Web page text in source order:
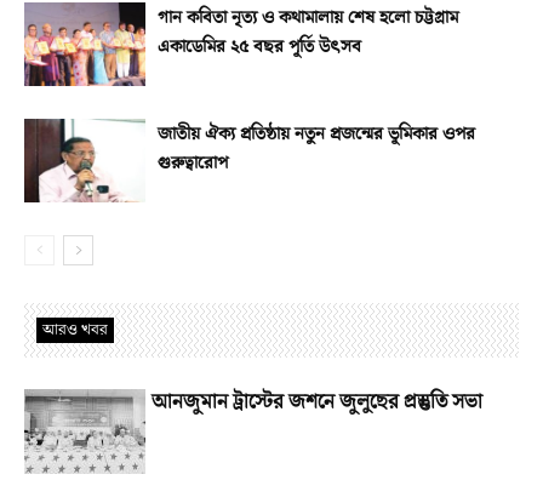
গান কবিতা নৃত্য ও কথামালায় শেষ হলো চট্টগ্রাম
একাডেমির ২৫ বছর পূর্তি উৎসব
জাতীয় ঐক্য প্রতিষ্ঠায় নতুন প্রজন্মের ভূমিকার ওপর
গুরুত্বারোপ
আরও খবর
আনজুমান ট্রাস্টের জশনে জুলুছের প্রস্তুতি সভা